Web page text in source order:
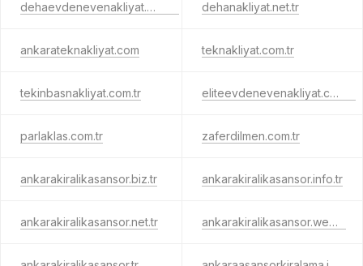
dehaevdenevenakliyat.com.tr dehanakliyat.net.tr
ankarateknakliyat.com teknakliyat.com.tr
tekinbasnakliyat.com.tr eliteevdenevenakliyat.com.tr
parlaklas.com.tr zaferdilmen.com.tr
ankarakiralikasansor.biz.tr ankarakiralikasansor.info.tr
ankarakiralikasansor.net.tr ankarakiralikasansor.web.tr